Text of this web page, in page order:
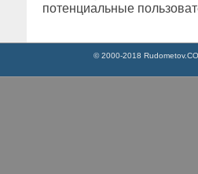
потенциальные
© 2000-2018